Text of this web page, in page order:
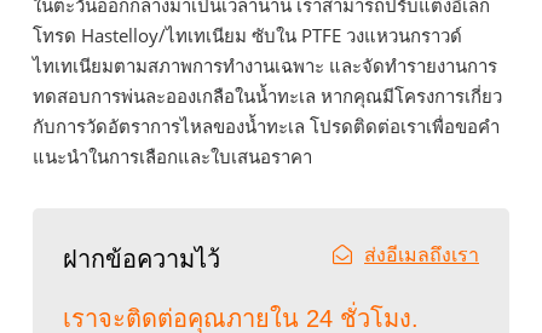
โทรด Hastelloy/ไทเทเนียม ซับใน PTFE วงแหวนกราวด์
ไทเทเนียมตามสภาพการทำงานเฉพาะ และจัดทำรายงานการ
ทดสอบการพ่นละอองเกลือในน้ำทะเล หากคุณมีโครงการเกี่ยว
กับการวัดอัตราการไหลของน้ำทะเล โปรดติดต่อเราเพื่อขอคำ
แนะนำในการเลือกและใบเสนอราคา
ฝากข้อความไว้ ส่งอีเมลถึงเรา
เราจะติดต่อคุณภายใน 24 ชั่วโมง.